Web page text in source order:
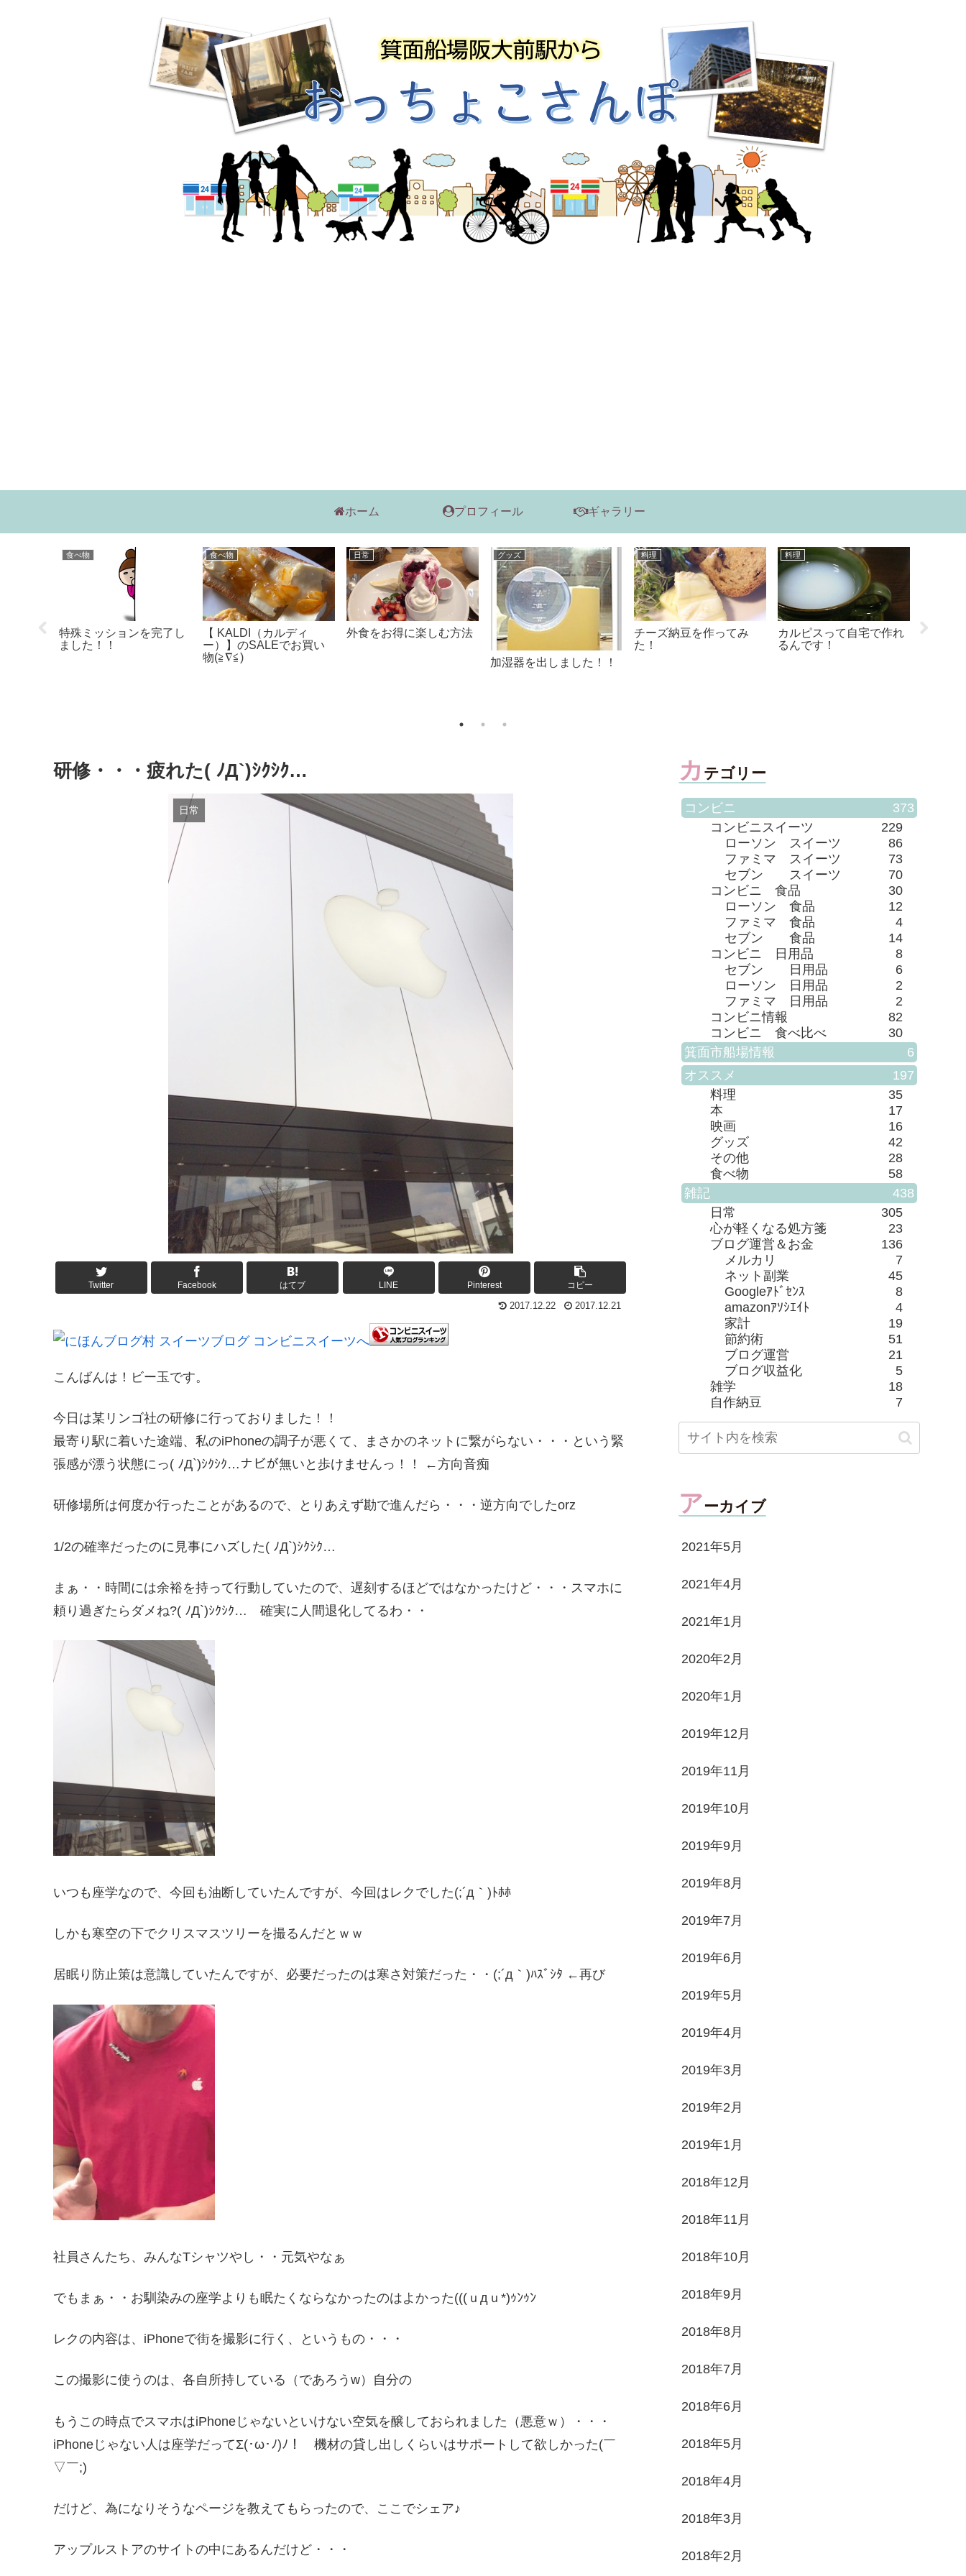
ホーム プロフィール ギャラリー
て自宅で作れ
手間なし時短料理2選
料理 料理
貧乏飯 その３
日常
泣けると話題のCM「ね
オススメ
１００円ショップの優れ
食べ物
即効性にビックリ！目の
疲れに効く食べ物♪
研修・・・疲れた( ﾉД`)ｼｸｼｸ…
日常
Twitter Facebook はてブ LINE Pinterest コピー
2017.12.22 2017.12.21
こんばんは！ビー玉です。
今日は某リンゴ社の研修に行っておりました！！
最寄り駅に着いた途端、私のiPhoneの調子が悪くて、まさかのネットに繋がらない・・・という緊
張感が漂う状態にっ( ﾉД`)ｼｸｼｸ…ナビが無いと歩けませんっ！！ ←方向音痴
研修場所は何度か行ったことがあるので、とりあえず勘で進んだら・・・逆方向でしたorz
1/2の確率だったのに見事にハズした( ﾉД`)ｼｸｼｸ…
まぁ・・時間には余裕を持って行動していたので、遅刻するほどではなかったけど・・・スマホに
頼り過ぎたらダメね?( ﾉД`)ｼｸｼｸ… 確実に人間退化してるわ・・
いつも座学なので、今回も油断していたんですが、今回はレクでした(;´д｀)ﾄﾎﾎ
しかも寒空の下でクリスマスツリーを撮るんだとｗｗ
居眠り防止策は意識していたんですが、必要だったのは寒さ対策だった・・(;´д｀)ﾊｽﾞｼﾀ ←再び
社員さんたち、みんなTシャツやし・・元気やなぁ
でもまぁ・・お馴染みの座学よりも眠たくならなかったのはよかった(((ｕдｕ*)ｩﾝｩﾝ
レクの内容は、iPhoneで街を撮影に行く、というもの・・・
この撮影に使うのは、各自所持している（であろうw）自分の
もうこの時点でスマホはiPhoneじゃないといけない空気を醸しておられました（悪意ｗ）・・・
iPhoneじゃない人は座学だってΣ(･ω･ﾉ)ﾉ！ 機材の貸し出しくらいはサポートして欲しかった(￣
▽￣;)
だけど、為になりそうなページを教えてもらったので、ここでシェア♪
アップルストアのサイトの中にあるんだけど・・・
カ テゴリー
コンビニ
373
コンビニスイーツ
229
ローソン スイーツ
86
ファミマ スイーツ
73
セブン スイーツ
70
コンビニ 食品
30
ローソン 食品
12
ファミマ 食品
4
セブン 食品
14
コンビニ 日用品
8
セブン 日用品
6
ローソン 日用品
2
ファミマ 日用品
2
コンビニ情報
82
コンビニ 食べ比べ
30
箕面市船場情報
6
オススメ
197
料理
35
本
17
映画
16
グッズ
42
その他
28
食べ物
58
雑記
438
日常
305
心が軽くなる処方箋
23
ブログ運営＆お金
136
メルカリ
7
ネット副業
45
Googleｱﾄﾞｾﾝｽ
8
amazonｱｿｼｴｲﾄ
4
家計
19
節約術
51
ブログ運営
21
ブログ収益化
5
雑学
18
自作納豆
7
アーカイブ
2021年5月
2021年4月
2021年1月
2020年2月
2020年1月
2019年12月
2019年11月
2019年10月
2019年9月
2019年8月
2019年7月
2019年6月
2019年5月
2019年4月
2019年3月
2019年2月
2019年1月
2018年12月
2018年11月
2018年10月
2018年9月
2018年8月
2018年7月
2018年6月
2018年5月
2018年4月
2018年3月
2018年2月